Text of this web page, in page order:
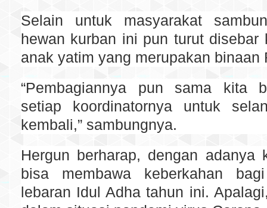
Selain untuk masyarakat
hewan kurban ini pun turut disebar
anak yatim yang merupakan binaan
“Pembagiannya pun sama kita
setiap koordinatornya untuk
kembali,” sambungnya.
Hergun berharap, dengan adanya
bisa membawa keberkahan
lebaran Idul Adha tahun ini.